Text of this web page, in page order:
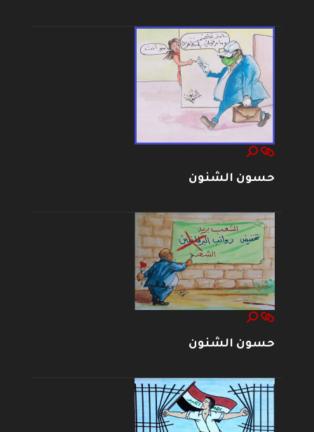
حسون الشنون
حسون الشنون